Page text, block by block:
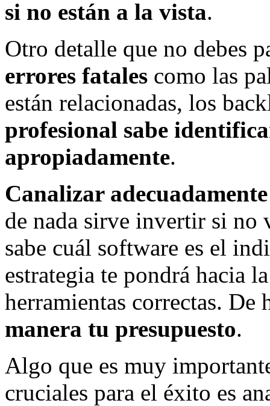
si no están a la vista.
Otro detalle que no debes
errores fatales como las
están relacionadas, los
profesional sabe
apropiadamente.
Canalizar
de nada sirve invertir si no
sabe cuál software es el
estrategia te pondrá hacia
herramientas correctas. De
manera tu presupuesto.
Algo que es muy
cruciales para el éxito es